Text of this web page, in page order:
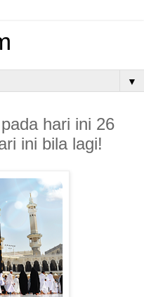
▼
hari ini 26
ini bila lagi!